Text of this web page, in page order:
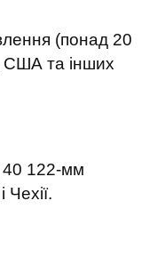
(понад 20
США та інших
40 122-мм